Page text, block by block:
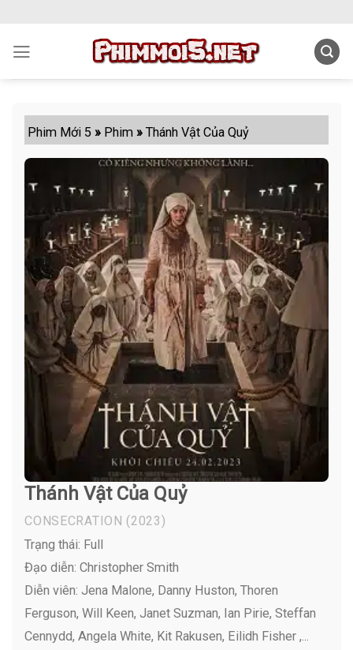
content
Phim Mới 5 » Phim »Thánh Vật Của Quỷ
Thánh Vật Của Quỷ
CONSECRATION (2023)
Trạng thái: Full
Đạo diễn: Christopher Smith
Diễn viên: Jena Malone, Danny Huston, Thoren
Ferguson, Will Keen, Janet Suzman, Ian Pirie, Steffan
Cennydd, Angela White, Kit Rakusen, Eilidh Fisher ,...